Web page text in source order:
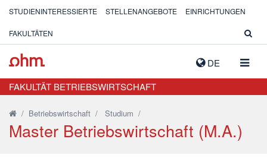
DE
STUDIENINTERESSIERTE STELLENANGEBOTE EINRICHTUNGEN
FAKULTÄTEN
FAKULTÄT BETRIEBSWIRTSCHAFT
/ Betriebswirtschaft / Studium /
Master Betriebswirtschaft (M.A.)